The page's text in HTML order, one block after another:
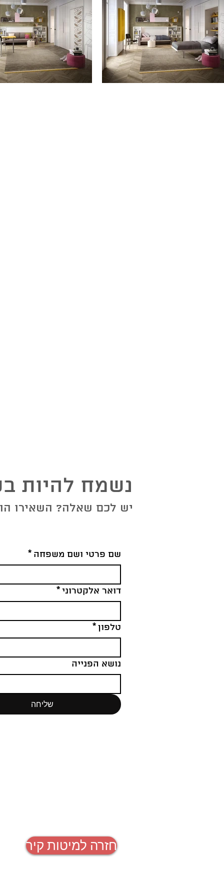
נשמח להיות
יש לכם שאלה? השאירו
שם פרטי ושם משפחה *
דואר אלקטרוני *
טלפון*
נושא הפנייה
שליחה
חזרה למיטות קיר